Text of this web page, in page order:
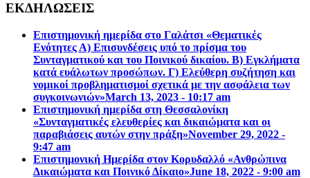
ΕΚΔΗΛΩΣΕΙΣ
Επιστημονική ημερίδα στο Γαλάτσι «Θεματικές
Ενότητες Α) Επισυνδέσεις υπό το πρίσμα του
Συνταγματικού και του Ποινικού δικαίου. Β) Εγκλήματα
κατά ευάλωτων προσώπων. Γ) Ελεύθερη συζήτηση και
νομικοί προβληματισμοί σχετικά με την ασφάλεια των
συγκοινωνιών»March 13, 2023 - 10:17 am
Επιστηµονική ηµερίδα στη Θεσσαλονίκη
«Συνταγµατικές ελευθερίες και δικαιώµατα και οι
παραβιάσεις αυτών στην πράξη»November 29, 2022 -
9:47 am
Επιστημονική Ημερίδα στον Κορυδαλλό «Ανθρώπινα
Δικαιώματα και Ποινικό Δίκαιο»June 18, 2022 - 9:00 am